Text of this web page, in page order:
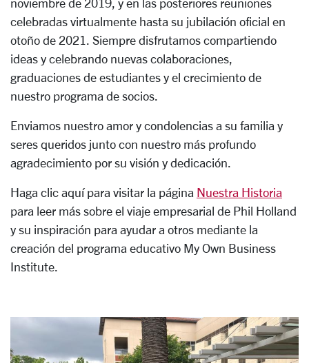
noviembre de 2019, y en las posteriores reuniones
celebradas virtualmente hasta su jubilación oficial en
otoño de 2021. Siempre disfrutamos compartiendo
ideas y celebrando nuevas colaboraciones,
graduaciones de estudiantes y el crecimiento de
nuestro programa de socios.
Enviamos nuestro amor y condolencias a su familia y
seres queridos junto con nuestro más profundo
agradecimiento por su visión y dedicación.
Haga clic aquí para visitar la página Nuestra Historia
para leer más sobre el viaje empresarial de Phil Holland
y su inspiración para ayudar a otros mediante la
creación del programa educativo My Own Business
Institute.